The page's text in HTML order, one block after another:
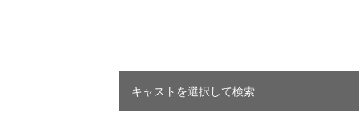
キャストを選択して検索